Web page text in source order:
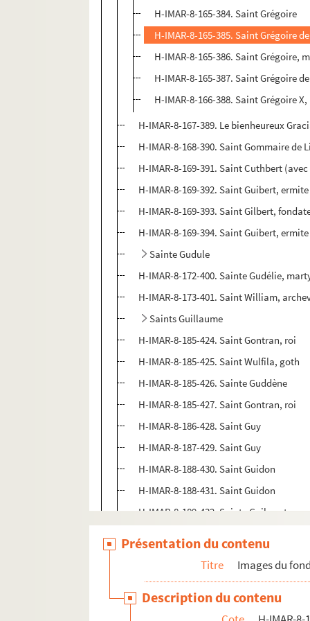
H-IMAR-8-165-384. Saint Grégoire
H-IMAR-8-165-385. Saint Grégoire
H-IMAR-8-165-386. Saint Grégoire,
H-IMAR-8-165-387. Saint Grégoire
H-IMAR-8-166-388. Saint Grégoire
H-IMAR-8-167-389. Le bienheureux
H-IMAR-8-168-390. Saint Gommaire de
H-IMAR-8-169-391. Saint Cuthbert
H-IMAR-8-169-392. Saint Guibert, ermite
H-IMAR-8-169-393. Saint Gilbert,
H-IMAR-8-169-394. Saint Guibert, ermite
Sainte Gudule
H-IMAR-8-172-400. Sainte Gudélie,
H-IMAR-8-173-401. Saint William,
Saints Guillaume
H-IMAR-8-185-424. Saint Gontran, roi
H-IMAR-8-185-425. Saint Wulfila, goth
H-IMAR-8-185-426. Sainte Guddène
H-IMAR-8-185-427. Saint Gontran, roi
H-IMAR-8-186-428. Saint Guy
H-IMAR-8-187-429. Saint Guy
H-IMAR-8-188-430. Saint Guidon
H-IMAR-8-188-431. Saint Guidon
H-IMAR-8-189-432. Sainte Guiborat
H-IMAR-9-1-1 à H-IMAR-9-99-267.
Présentation du contenu
Titre Images du
Description du contenu